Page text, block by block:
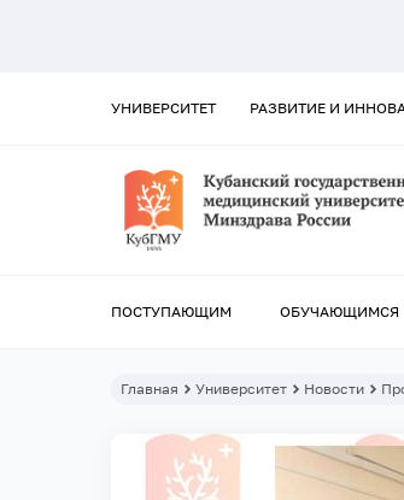
УНИВЕРСИТЕТ РАЗВИТИЕ И
ПОСТУПАЮЩИМ ОБУЧАЮЩИМСЯ
Главная Университет Новости